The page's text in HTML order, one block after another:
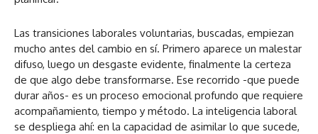
Las transiciones laborales voluntarias, buscadas, empiezan
mucho antes del cambio en sí. Primero aparece un malestar
difuso, luego un desgaste evidente, finalmente la certeza
de que algo debe transformarse. Ese recorrido -que puede
durar años- es un proceso emocional profundo que requiere
acompañamiento, tiempo y método. La inteligencia laboral
se despliega ahí: en la capacidad de asimilar lo que sucede,